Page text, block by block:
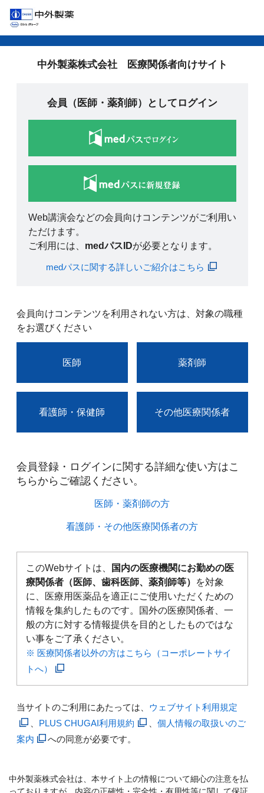
中外製薬株式会社 医療関係者向けサイト
会員（医師・薬剤師）としてログイン
Web講演会などの会員向けコンテンツがご利用い
ただけます。
ご利用には、 medパスIDが必要となります。
medパスに関する詳しいご紹介はこちら
会員向けコンテンツを利用されない方は、対象の職種
をお選びください
医師 薬剤師
看護師・保健師 その他医療関係者
会員登録・ログインに関する詳細な使い方はこ
ちらからご確認ください。​
医師・薬剤師の方​
看護師・その他医療関係者の方​
このWebサイトは、
国内の医療機関にお勤めの医
療関係者（医師、歯科医師、薬剤師等）
を対象
に、医療用医薬品を適正にご使用いただくための
情報を集約したものです。国外の医療関係者、一
般の方に対する情報提供を目的としたものではな
い事をご了承ください。
※ 医療関係者以外の方はこちら（コーポレートサイ
トへ）
当サイトのご利用にあたっては、 ウェブサイト利用規定
PLUS CHUGAI利用規約
個人情報の取扱いのご
案内
への同意が必要です。
中外製薬株式会社は、本サイト上の情報について細心の注意を払
っておりますが、内容の正確性・完全性・有用性等に関して保証